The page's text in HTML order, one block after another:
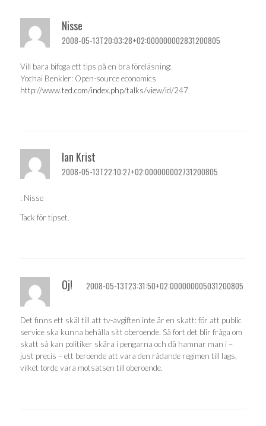
Nisse
2008-05-13T20:03:28+02:000000002831200805
Vill bara bifoga ett tips på en bra föreläsning:
Yochai Benkler: Open-source economics
http://www.ted.com/index.php/talks/view/id/247
Ian Krist
2008-05-13T22:10:27+02:000000002731200805
: Nisse
Tack för tipset.
Oj! 2008-05-13T23:31:50+02:000000005031200805
Det finns ett skäl till att tv-avgiften inte är en skatt: för att public
service ska kunna behålla sitt oberoende. Så fort det blir fråga om
skatt så kan politiker skära i pengarna och då hamnar man i –
just precis – ett beroende att vara den rådande regimen till lags,
vilket torde vara motsatsen till oberoende.